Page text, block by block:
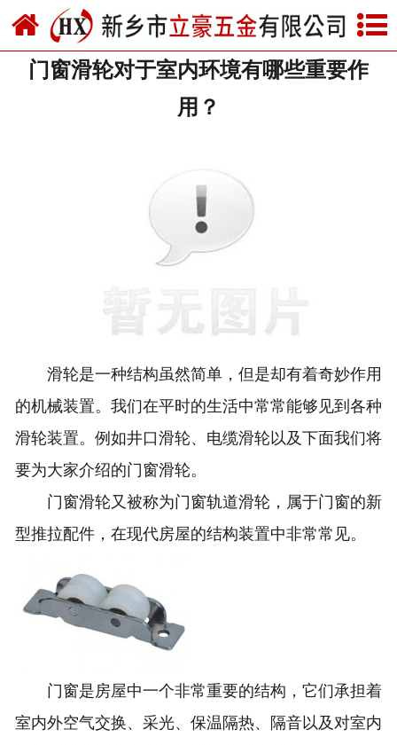
网站首页
关于我们
门窗滑轮对于室内环境有哪些重要作
用？
滑轮是一种结构虽然简单，但是却有着奇妙作用
的机械装置。我们在平时的生活中常常能够见到各种
滑轮装置。例如井口滑轮、电缆滑轮以及下面我们将
要为大家介绍的门窗滑轮。
门窗滑轮又被称为门窗轨道滑轮，属于门窗的新
型推拉配件，在现代房屋的结构装置中非常常见。
门窗是房屋中一个非常重要的结构，它们承担着
室内外空气交换、采光、保温隔热、隔音以及对室内